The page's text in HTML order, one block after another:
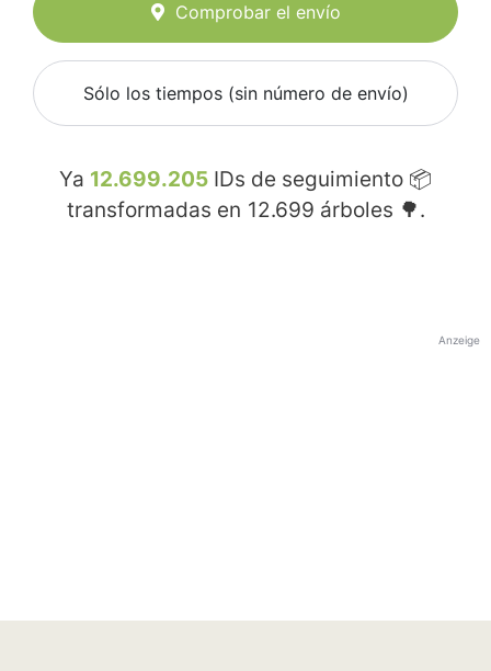
Comprobar el envío
Sólo los tiempos (sin número de envío)
Ya 12.699.205 IDs de seguimiento 📦
transformadas en 12.699 árboles 🌳.
Anzeige